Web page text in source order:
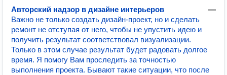
Авторский надзор в дизайне интерьеров
—
Важно не только создать дизайн-проект, но и сделать
ремонт не отступая от него, чтобы не упустить идею и
получить результат соответствовал визуализации.
Только в этом случае результат будет радовать долгое
время. Я помогу Вам проследить за точностью
выполнения проекта. Бывают такие ситуации, что после